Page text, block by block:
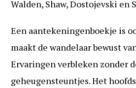
Walden, Shaw, Dostojevski en
Een aantekeningenboekje is
maakt de wandelaar bewust
Ervaringen verbleken zonder
geheugensteuntjes. Het